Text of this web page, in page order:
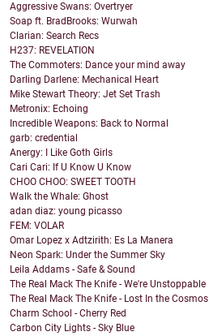
Aggressive Swans: Overtryer
Soap ft. BradBrooks: Wurwah
Clarian: Search Recs
H237: REVELATION
The Commoters: Dance your mind away
Darling Darlene: Mechanical Heart
Mike Stewart Theory: Jet Set Trash
Metronix: Echoing
Incredible Weapons: Back to Normal
garb: credential
Anergy: I Like Goth Girls
Cari Cari: If U Know U Know
CHOO CHOO: SWEET TOOTH
Walk the Whale: Ghost
adan diaz: young picasso
FEM: VOLAR
Omar Lopez x Adtzirith: Es La Manera
Neon Spark: Under the Summer Sky
Leila Addams - Safe & Sound
The Real Mack The Knife - We're Unstoppable
The Real Mack The Knife - Lost In the Cosmos
Charm School - Cherry Red
Carbon City Lights - Sky Blue